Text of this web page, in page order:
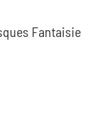
Fantaisie